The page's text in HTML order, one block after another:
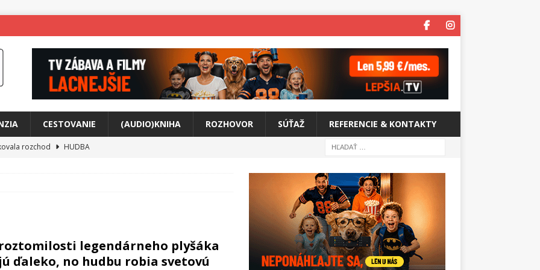
CESTOVANIE (AUDIO)KNIHA ROZHOVOR SÚŤAŽ REFERENCIE & KONTAKTY
rozchod
HUDBA
prepojí generácie
FILM
legendárneho plyšáka
ďaleko, no hudbu robia svetovú